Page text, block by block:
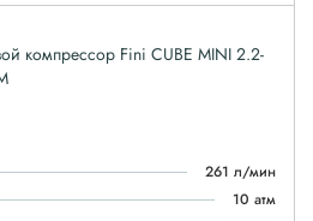
компрессор Fini CUBE MINI 2.2-
261 л/мин
10 атм